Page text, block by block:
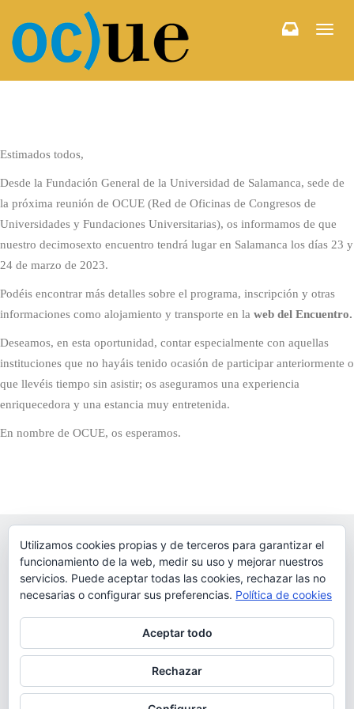
Estimados todos,
Desde la Fundación General de la Universidad de Salamanca, sede de
la próxima reunión de OCUE (Red de Oficinas de Congresos de
Universidades y Fundaciones Universitarias), os informamos de que
nuestro decimosexto encuentro tendrá lugar en Salamanca los días 23 y
24 de marzo de 2023.
Podéis encontrar más detalles sobre el programa, inscripción y otras
informaciones como alojamiento y transporte en la web del Encuentro.
Deseamos, en esta oportunidad, contar especialmente con aquellas
instituciones que no hayáis tenido ocasión de participar anteriormente o
que llevéis tiempo sin asistir; os aseguramos una experiencia
enriquecedora y una estancia muy entretenida.
En nombre de OCUE, os esperamos.
Red de Oficinas de Congresos de Universidades y
Fundaciones Universitarias.
Utilizamos cookies propias y de terceros para garantizar el
funcionamiento de la web, medir su uso y mejorar nuestros
servicios. Puede aceptar todas las cookies, rechazar las no
necesarias o configurar sus preferencias. Política de cookies
Aceptar todo
Rechazar